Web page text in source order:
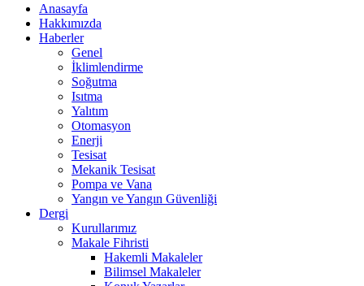
Anasayfa
Hakkımızda
Haberler
Genel
İklimlendirme
Soğutma
Isıtma
Yalıtım
Otomasyon
Enerji
Tesisat
Mekanik Tesisat
Pompa ve Vana
Yangın ve Yangın Güvenliği
Dergi
Kurullarımız
Makale Fihristi
Hakemli Makaleler
Bilimsel Makaleler